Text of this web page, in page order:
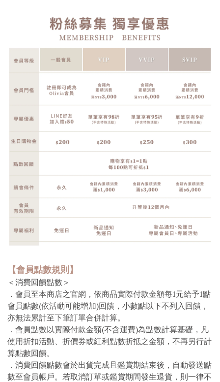
【會員點數規則】
＜消費回饋點數＞
．會員至本商店之官網，依商品實際付款金額每1元給予1點
會員點數(依活動可能增加)回饋，小數點以下不列入回饋，
亦無法累計至下筆訂單合併計算。
．會員點數以實際付款金額(不含運費)為點數計算基礎，凡
使用折扣活動、折價券或紅利點數折抵之金額，不再另行計
算點數回饋。
．消費回饋點數會於出貨完成且鑑賞期結束後，自動發送點
數至會員帳戶。若取消訂單或鑑賞期間發生退貨，則一律不